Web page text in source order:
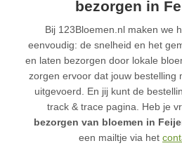
bezorgen in
Bij 123Bloemen.nl maken we
eenvoudig: de snelheid en het
en laten bezorgen door lokale
zorgen ervoor dat jouw bestelling
uitgevoerd. En jij kunt de
track & trace pagina. Heb je
bezorgen van bloemen in
een mailtje via het